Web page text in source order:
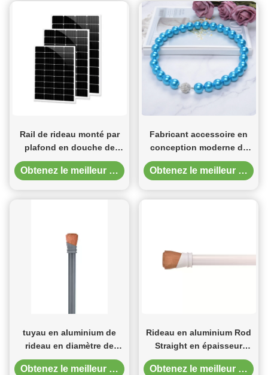
Rail de rideau monté par
plafond en douche de
longueur de l'alliage
d'aluminium 6m dans 4
Obtenez le meilleur prix
Fabricant accessoire en
conception moderne de
rideau de perle
d'embrasses de hauteObtenez le meilleur prix
tuyau en aluminium de
rideau en diamètre de
13mm rideau Polonais en 6
mètres dans diversesObtenez le meilleur prix
Rideau en aluminium Rod
Straight en épaisseur
stable du diamètre 16mm
0.8mm
Obtenez le meilleur prix